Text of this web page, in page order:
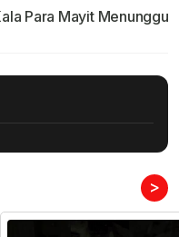
Para Mayit Menunggu
>